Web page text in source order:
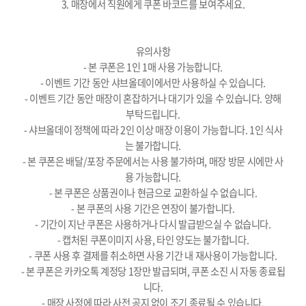
3. 매장에서 직원에게 쿠폰 바코드를 보여주세요.
유의사항
- 본 쿠폰은 1인 1매 사용 가능합니다.
- 이벤트 기간 동안 샤브올데이에서만 사용하실 수 있습니다.
- 이벤트 기간 동안 매장이 혼잡하거나 대기가 있을 수 있습니다. 양해
부탁드립니다.
- 샤브올데이 정책에 따라 2인 이상 매장 이용이 가능합니다. 1인 식사
는 불가합니다.
- 본 쿠폰은 배달/포장 주문에서는 사용 불가하며, 매장 방문 시에만 사
용 가능합니다.
- 본 쿠폰은 상품권이나 현금으로 교환하실 수 없습니다.
- 본 쿠폰의 사용 기간은 연장이 불가합니다.
- 기간이 지난 쿠폰은 사용하거나 다시 발급받으실 수 없습니다.
- 캡처된 쿠폰이미지 사용, 타인 양도는 불가합니다.
- 쿠폰 사용 후 결제를 취소하면 사용 기간 내 재사용이 가능합니다.
- 본 쿠폰은 카카오톡 계정당 1장만 발급되며, 쿠폰 소진 시 자동 종료됩
니다.
- 매장 사정에 따라 사전 공지 없이 조기 종료될 수 있습니다.